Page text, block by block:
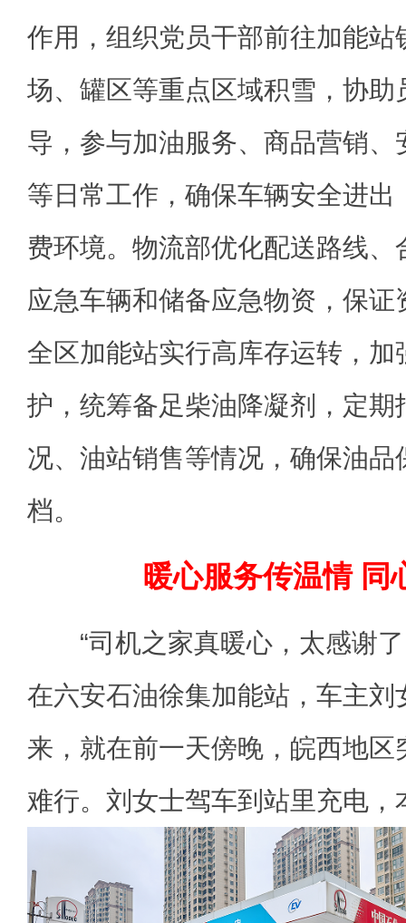
作用，组织党员干部前往加能站
场、罐区等重点区域积雪，协助
导，参与加油服务、商品营销
等日常工作，确保车辆安全进
费环境。物流部优化配送路线
应急车辆和储备应急物资，保
全区加能站实行高库存运转，加
护，统筹备足柴油降凝剂，定期
况、油站销售等情况，确保油品
档。
暖心服务传温情 同
“司机之家真暖心，太感谢了
在六安石油徐集加能站，车主刘
来，就在前一天傍晚，皖西地
难行。刘女士驾车到站里充电，